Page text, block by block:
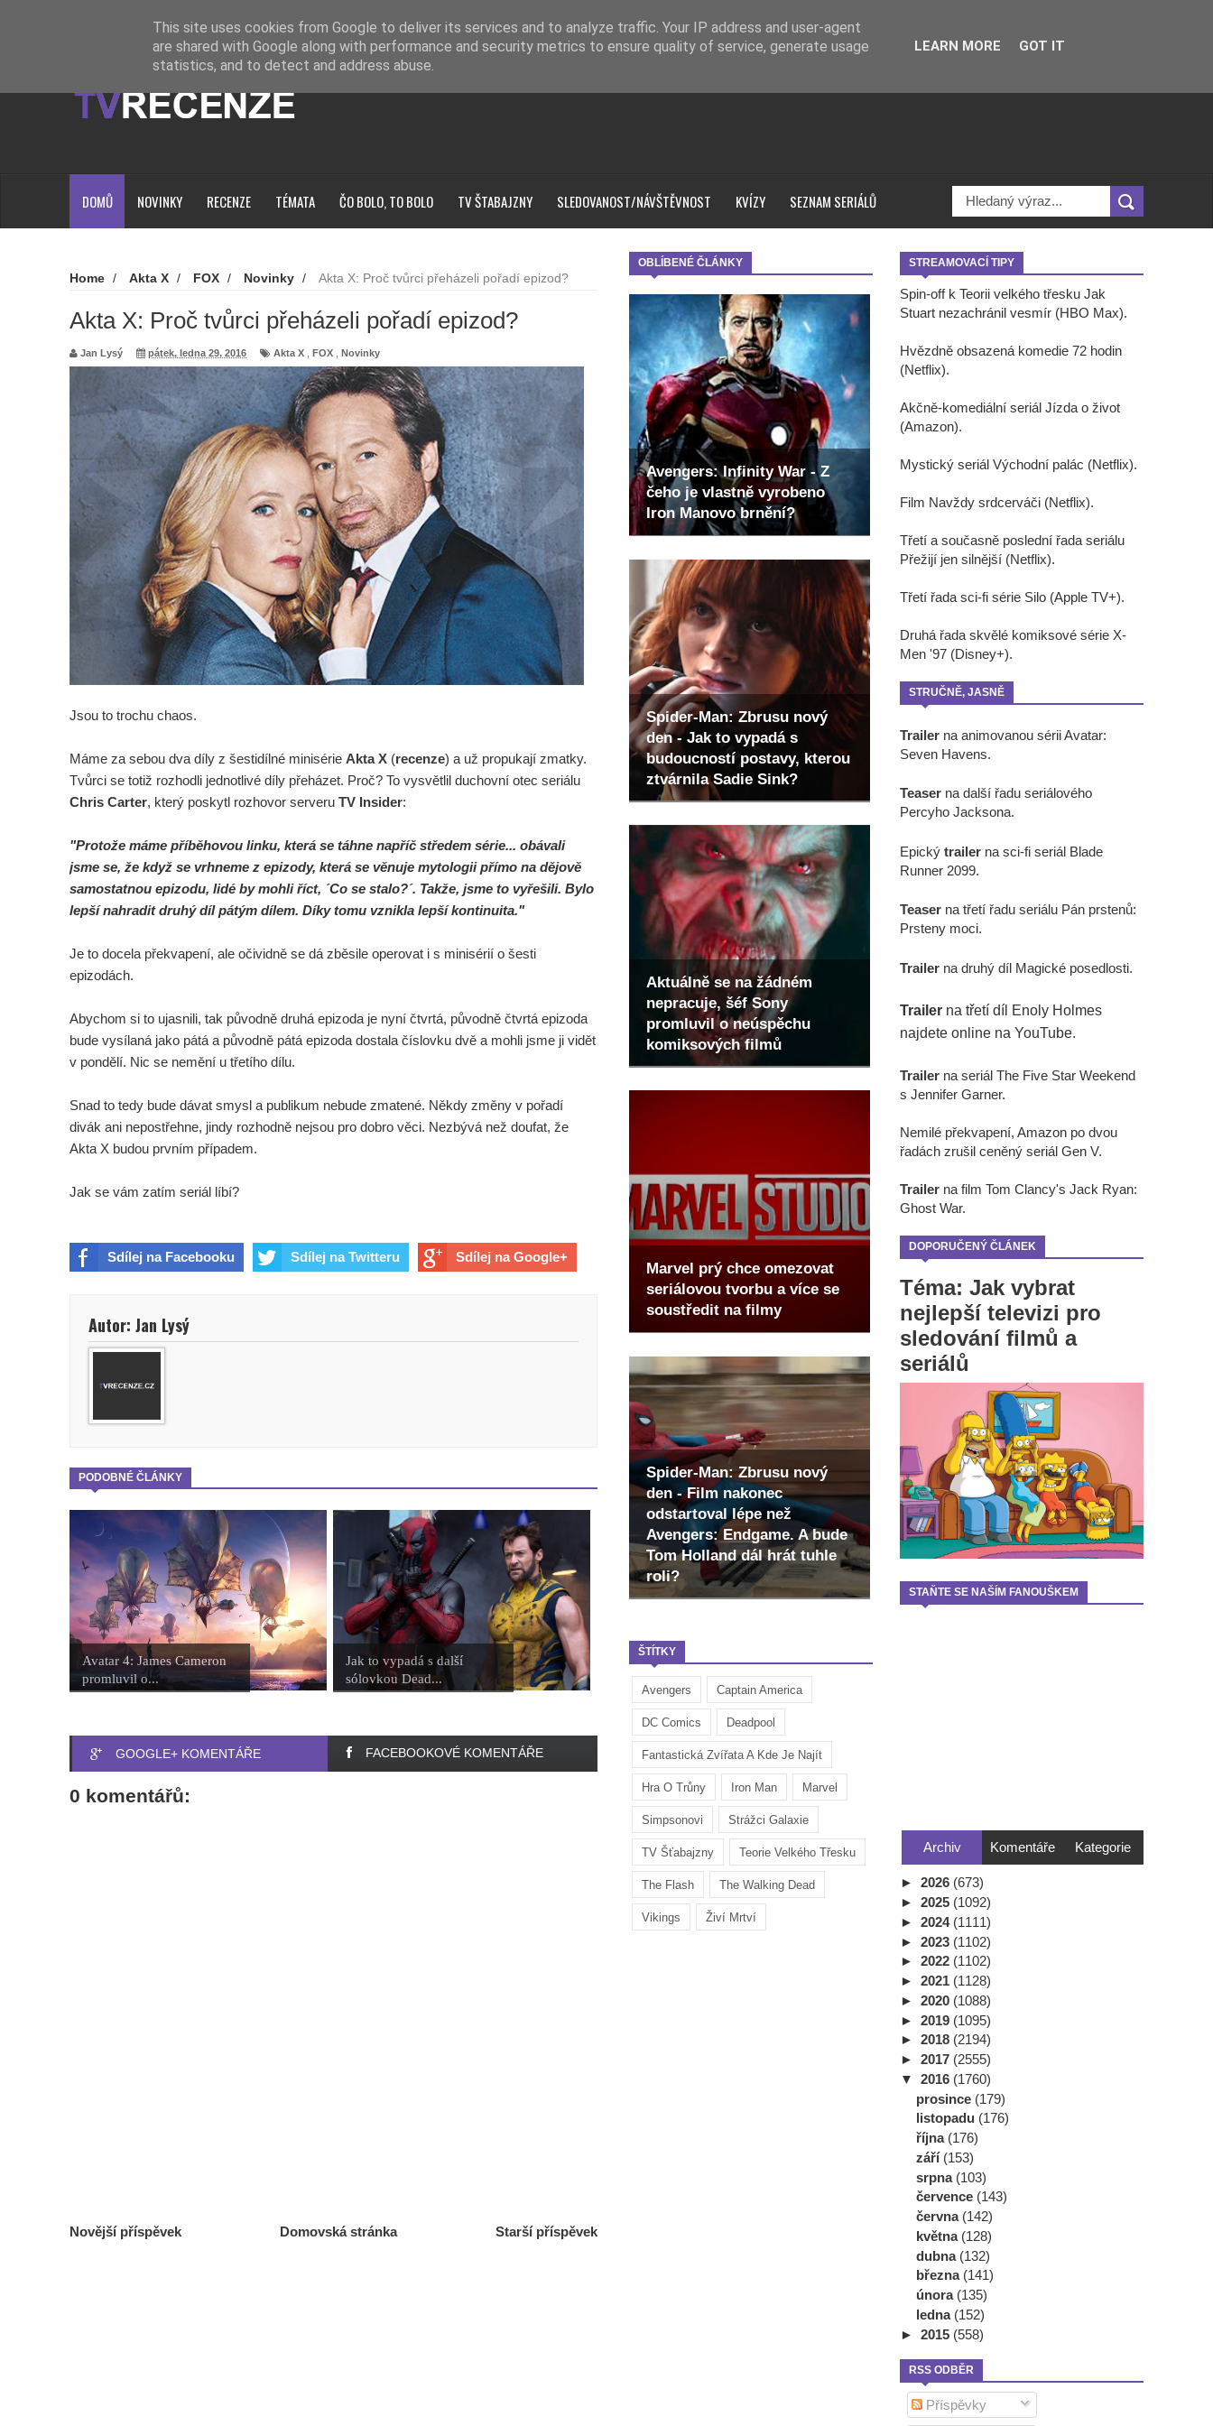
Loading...
DOMŮ NOVINKY RECENZE TÉMATA ČO BOLO, TO BOLO TV ŠTABAJZNY SLEDOVANOST/NÁVŠTĚVNOST KVÍZY SEZNAM SERIÁLŮ
OBLÍBENÉ ČLÁNKY
Avengers: Infinity War - Z
čeho je vlastně vyrobeno
Iron Manovo brnění?
Spider-Man: Zbrusu nový
den - Jak to vypadá s
budoucností postavy, kterou
ztvárnila Sadie Sink?
Aktuálně se na žádném
nepracuje, šéf Sony
promluvil o neúspěchu
komiksových filmů
Marvel prý chce omezovat
seriálovou tvorbu a více se
soustředit na filmy
Spider-Man: Zbrusu nový
den - Film nakonec
odstartoval lépe než
Avengers: Endgame. A bude
Tom Holland dál hrát tuhle
roli?
ŠTÍTKY
Avengers Captain America
DC Comics Deadpool
Fantastická Zvířata A Kde Je Najít
Hra O Trůny Iron Man Marvel
Simpsonovi Strážci Galaxie
TV Šťabajzny Teorie Velkého Třesku
The Flash The Walking Dead
Vikings Živí Mrtví
Home / Akta X / FOX / Novinky / Akta X: Proč tvůrci přeházeli pořadí epizod?
Akta X: Proč tvůrci přeházeli pořadí epizod?
Jan Lysý pátek, ledna 29, 2016 Akta X FOX Novinky
Jsou to trochu chaos.
Máme za sebou dva díly z šestidílné minisérie Akta X (recenze) a už propukají zmatky.
Tvůrci se totiž rozhodli jednotlivé díly přeházet. Proč? To vysvětlil duchovní otec seriálu
Chris Carter, který poskytl rozhovor serveru TV Insider:
"Protože máme příběhovou linku, která se táhne napříč středem série... obávali
jsme se, že když se vrhneme z epizody, která se věnuje mytologii přímo na dějově
samostatnou epizodu, lidé by mohli říct, ´Co se stalo?´. Takže, jsme to vyřešili. Bylo
lepší nahradit druhý díl pátým dílem. Díky tomu vznikla lepší kontinuita."
Je to docela překvapení, ale očividně se dá zběsile operovat i s minisérií o šesti
epizodách.
Abychom si to ujasnili, tak původně druhá epizoda je nyní čtvrtá, původně čtvrtá epizoda
bude vysílaná jako pátá a původně pátá epizoda dostala číslovku dvě a mohli jsme ji vidět
v pondělí. Nic se nemění u třetího dílu.
Snad to tedy bude dávat smysl a publikum nebude zmatené. Někdy změny v pořadí
divák ani nepostřehne, jindy rozhodně nejsou pro dobro věci. Nezbývá než doufat, že
Akta X budou prvním případem.
Jak se vám zatím seriál líbí?
Sdílej na Facebooku Sdílej na Twitteru Sdílej na Google+
Autor: Jan Lysý
PODOBNÉ ČLÁNKY
Avatar 4: James Cameron
promluvil o...
Jak to vypadá s další
sólovkou Dead...
GOOGLE+ KOMENTÁŘE FACEBOOKOVÉ KOMENTÁŘE
0 komentářů:
Novější příspěvek Starší příspěvek
Domovská stránka
STREAMOVACÍ TIPY
Spin-off k Teorii velkého třesku Jak
Stuart nezachránil vesmír (HBO Max).
Hvězdně obsazená komedie 72 hodin
(Netflix).
Akčně-komediální seriál Jízda o život
(Amazon).
Mystický seriál Východní palác (Netflix).
Film Navždy srdcerváči (Netflix).
Třetí a současně poslední řada seriálu
Přežijí jen silnější (Netflix).
Třetí řada sci-fi série Silo (Apple TV+).
Druhá řada skvělé komiksové série X-
Men '97 (Disney+).
STRUČNĚ, JASNĚ
Trailer na animovanou sérii Avatar:
Seven Havens.
Teaser na další řadu seriálového
Percyho Jacksona.
Epický trailer na sci-fi seriál Blade
Runner 2099.
Teaser na třetí řadu seriálu Pán prstenů:
Prsteny moci.
Trailer na druhý díl Magické posedlosti.
Trailer na třetí díl Enoly Holmes
najdete online na YouTube.
Trailer na seriál The Five Star Weekend
s Jennifer Garner.
Nemilé překvapení, Amazon po dvou
řadách zrušil ceněný seriál Gen V.
Trailer na film Tom Clancy's Jack Ryan:
Ghost War.
DOPORUČENÝ ČLÁNEK
Téma: Jak vybrat
nejlepší televizi pro
sledování filmů a
seriálů
STAŇTE SE NAŠÍM FANOUŠKEM
Archiv Komentáře Kategorie
► 2026 (673)
► 2025 (1092)
► 2024 (1111)
► 2023 (1102)
► 2022 (1102)
► 2021 (1128)
► 2020 (1088)
► 2019 (1095)
► 2018 (2194)
► 2017 (2555)
▼ 2016 (1760)
prosince (179)
listopadu (176)
října (176)
září (153)
srpna (103)
července (143)
června (142)
května (128)
dubna (132)
března (141)
února (135)
ledna (152)
► 2015 (558)
RSS ODBĚR
Příspěvky
This site uses cookies from Google to deliver its services and to analyze traffic. Your IP address and user-agent
are shared with Google along with performance and security metrics to ensure quality of service, generate usage
statistics, and to detect and address abuse.
LEARN MORE GOT IT